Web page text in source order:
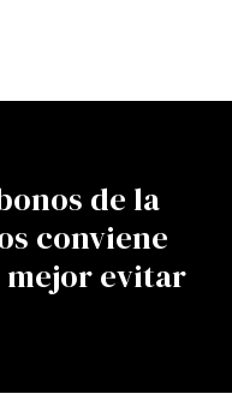
de la
conviene
mejor evitar